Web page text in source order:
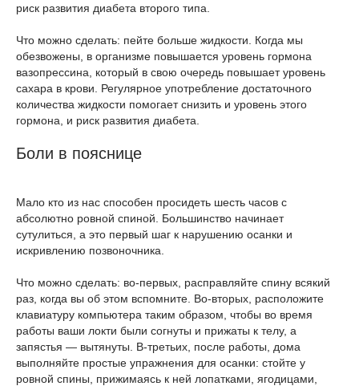
риск развития диабета второго типа.
Что можно сделать: пейте больше жидкости. Когда мы
обезвожены, в организме повышается уровень гормона
вазопрессина, который в свою очередь повышает уровень
сахара в крови. Регулярное употребление достаточного
количества жидкости помогает снизить и уровень этого
гормона, и риск развития диабета.
Боли в пояснице
Мало кто из нас способен просидеть шесть часов с
абсолютно ровной спиной. Большинство начинает
сутулиться, а это первый шаг к нарушению осанки и
искривлению позвоночника.
Что можно сделать: во‑первых, расправляйте спину всякий
раз, когда вы об этом вспомните. Во‑вторых, расположите
клавиатуру компьютера таким образом, чтобы во время
работы ваши локти были согнуты и прижаты к телу, а
запястья — вытянуты. В-третьих, после работы, дома
выполняйте простые упражнения для осанки: стойте у
ровной спины, прижимаясь к ней лопатками, ягодицами,